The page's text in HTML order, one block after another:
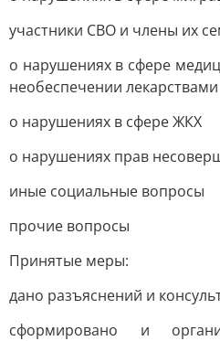
участники СВО и члены их
о нарушениях в сфере
необеспечении лекарствами
о нарушениях в сфере ЖКХ
о нарушениях прав
иные социальные вопросы
прочие вопросы
Принятые меры:
дано разъяснений и
сформировано и